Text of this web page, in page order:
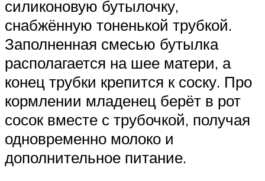
силиконовую бутылочку,
снабжённую тоненькой трубкой.
Заполненная смесью бутылка
располагается на шее матери, а
конец трубки крепится к соску. Про
кормлении младенец берёт в рот
сосок вместе с трубочкой, получая
одновременно молоко и
дополнительное питание.